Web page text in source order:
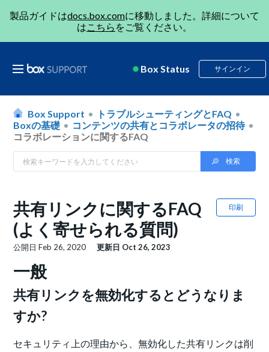
製品ガイドはdocs.box.comに移動しました。詳細について
はこちら をご覧ください。
Box Status サインイン
Box Support
トラブルシューティングとFAQ
Boxの基礎
コンテンツの共有とコラボレータの招待
コラボレーションに関するFAQ
印刷
共有リンクに関するFAQ
(よく寄せられる質問)
公開日Feb 26, 2020 更新日 Oct 26, 2023
一般
共有リンクを無効化するとどうなりま
すか?
セキュリティ上の理由から、無効化した共有リンクは削